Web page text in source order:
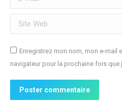
Site Web
Enregistrez mon nom, mon e-mail
navigateur pour la prochaine fois que
Poster commentaire